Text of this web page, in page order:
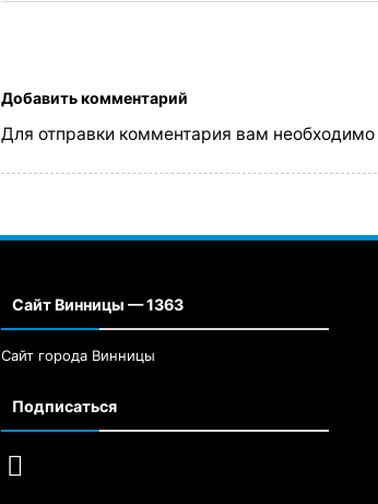
Добавить комментарий
Для отправки комментария вам необходимо
Сайт Винницы — 1363
Сайт города Винницы
Подписаться